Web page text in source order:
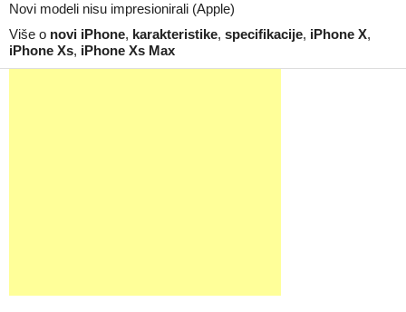
Novi modeli nisu impresionirali (Apple)
Više o novi iPhone, karakteristike, specifikacije, iPhone X,
iPhone Xs, iPhone Xs Max